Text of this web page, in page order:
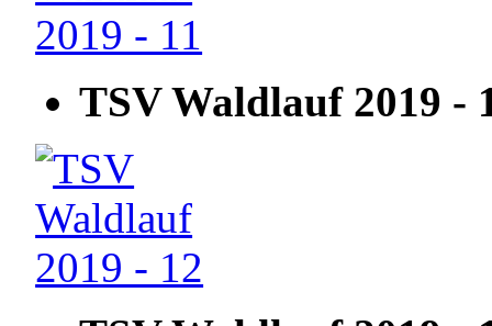
TSV Waldlauf 2019 -